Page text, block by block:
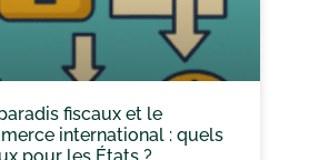
fiscaux et le
international : quels